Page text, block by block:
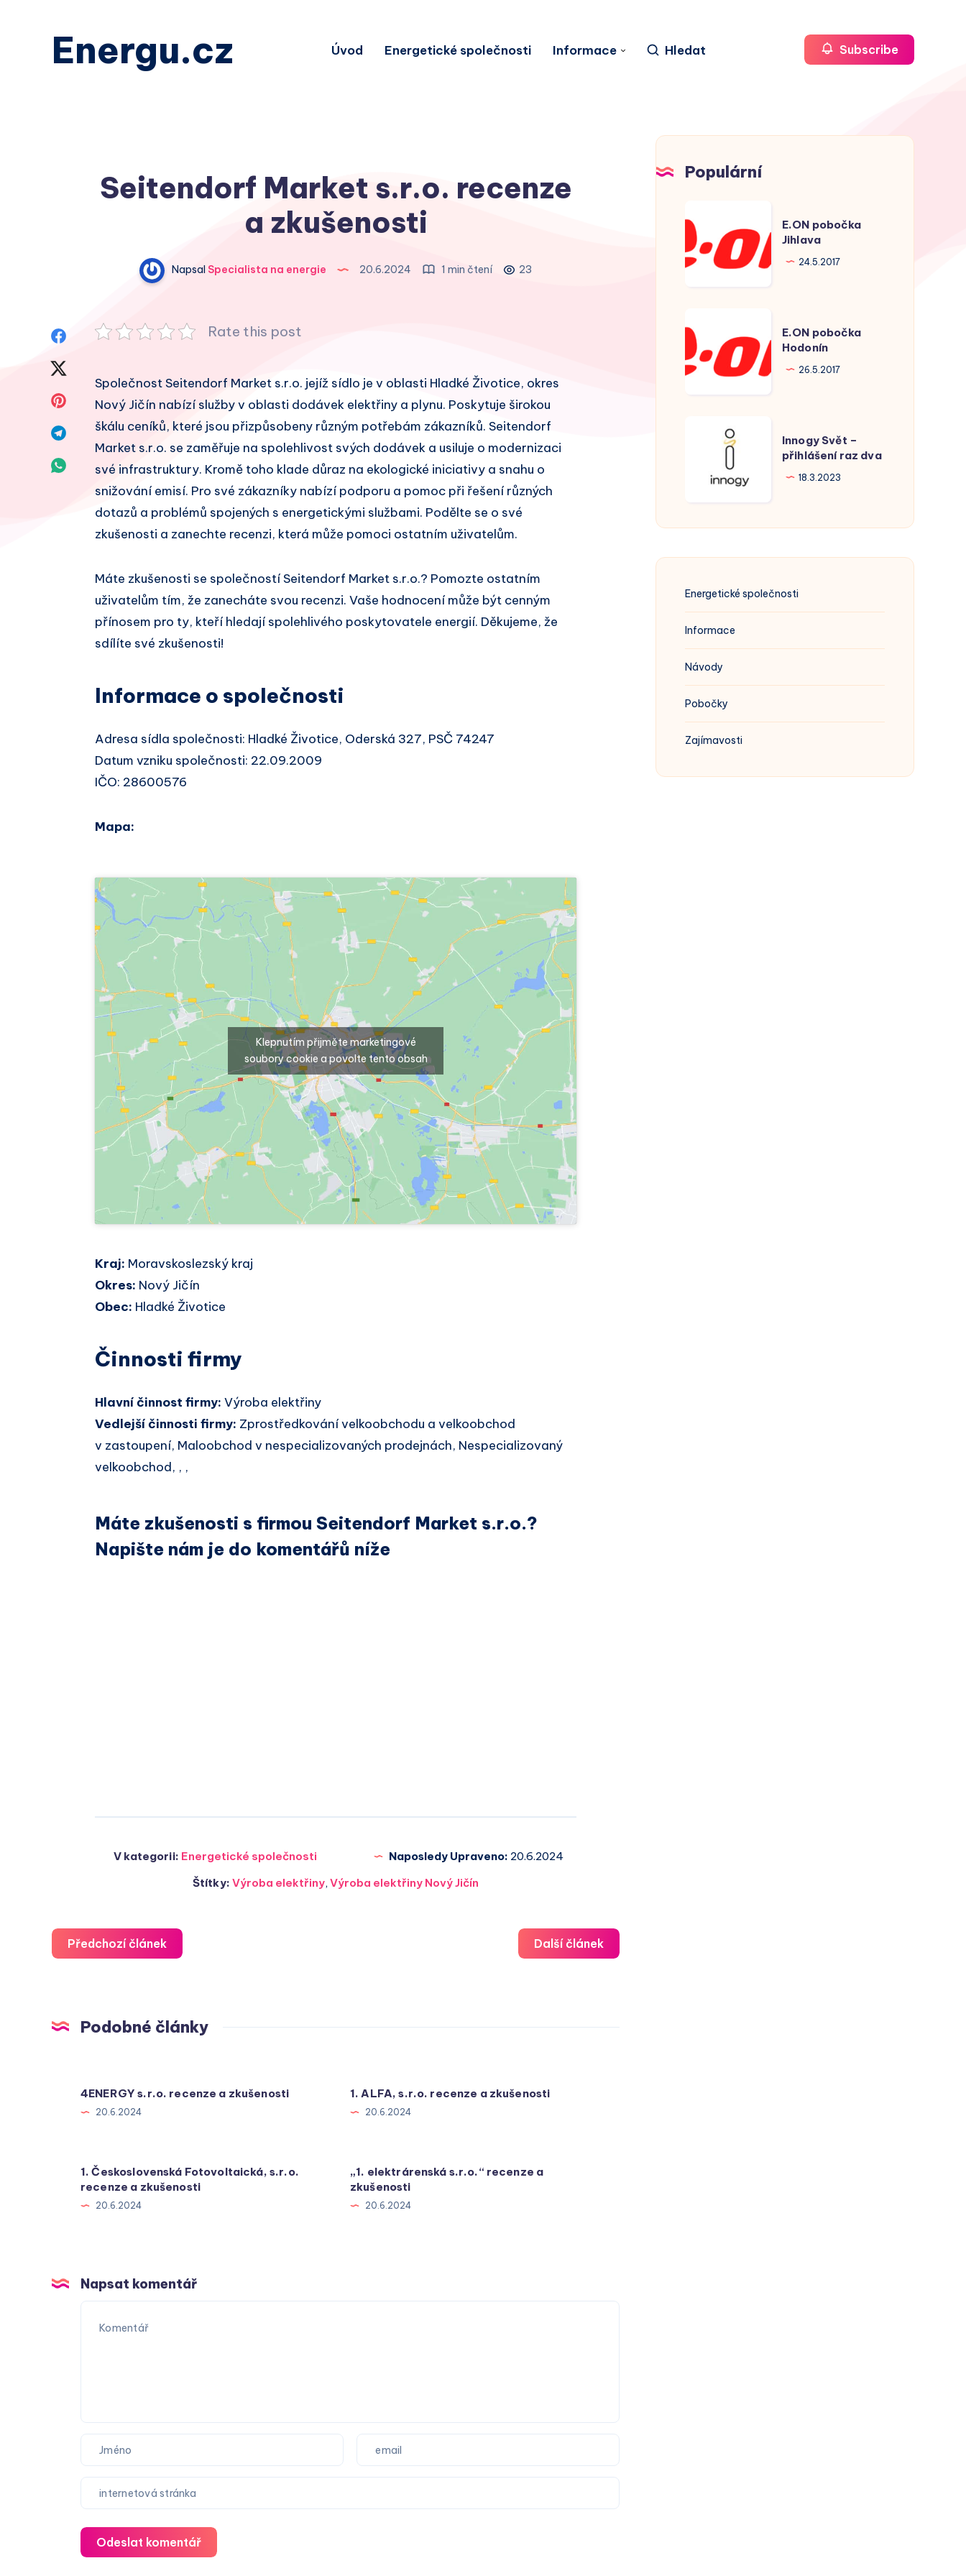
Energu.cz Úvod Energetické společnosti Informace Hledat Subscribe
Seitendorf Market s.r.o. recenze
a zkušenosti
Napsal Specialista na energie 20.6.2024 1 min čtení 23
Sdílet
Facebook
Twitter
Sdílet
Pinterest
Sdílet
Telegram
Sdílet
Whatsapp
Rate this post
Společnost Seitendorf Market s.r.o. jejíž sídlo je v oblasti Hladké Životice, okres
Nový Jičín nabízí služby v oblasti dodávek elektřiny a plynu. Poskytuje širokou
škálu ceníků, které jsou přizpůsobeny různým potřebám zákazníků. Seitendorf
Market s.r.o. se zaměřuje na spolehlivost svých dodávek a usiluje o modernizaci
své infrastruktury. Kromě toho klade důraz na ekologické iniciativy a snahu o
snižování emisí. Pro své zákazníky nabízí podporu a pomoc při řešení různých
dotazů a problémů spojených s energetickými službami. Podělte se o své
zkušenosti a zanechte recenzi, která může pomoci ostatním uživatelům.
Máte zkušenosti se společností Seitendorf Market s.r.o.? Pomozte ostatním
uživatelům tím, že zanecháte svou recenzi. Vaše hodnocení může být cenným
přínosem pro ty, kteří hledají spolehlivého poskytovatele energií. Děkujeme, že
sdílíte své zkušenosti!
Informace o společnosti
Adresa sídla společnosti: Hladké Životice, Oderská 327, PSČ 74247
Datum vzniku společnosti: 22.09.2009
IČO: 28600576
Mapa:
Klepnutím přijměte marketingové
soubory cookie a povolte tento obsah
Kraj: Moravskoslezský kraj
Okres: Nový Jičín
Obec: Hladké Životice
Činnosti firmy
Hlavní činnost firmy: Výroba elektřiny
Vedlejší činnosti firmy: Zprostředkování velkoobchodu a velkoobchod
v zastoupení, Maloobchod v nespecializovaných prodejnách, Nespecializovaný
velkoobchod, , ,
Máte zkušenosti s firmou Seitendorf Market s.r.o.?
Napište nám je do komentářů níže
V kategorii: Energetické společnosti Naposledy Upraveno: 20.6.2024
Štítky:Výroba elektřiny,Výroba elektřiny Nový Jičín
Předchozí článek Další článek
Podobné články
4ENERGY s.r.o. recenze a zkušenosti
20.6.2024
1. ALFA, s.r.o. recenze a zkušenosti
20.6.2024
1. Československá Fotovoltaická, s.r.o.
recenze a zkušenosti
20.6.2024
„1. elektrárenská s.r.o.“ recenze a
zkušenosti
20.6.2024
Napsat komentář
Odeslat komentář
Populární
pobočka
Jihlava
E.ON pobočka
Jihlava
24.5.2017
pobočka
Hodonín
E.ON pobočka
Hodonín
26.5.2017
přihlášení
dva
Innogy Svět –
přihlášení raz dva
18.3.2023
Energetické společnosti
Informace
Návody
Pobočky
Zajímavosti